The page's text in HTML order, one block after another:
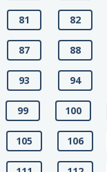
81 82
87 88
93 94
99 100
105 106